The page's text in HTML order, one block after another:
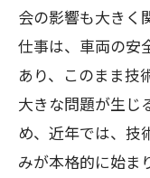
会の影響も大きく
仕事は、車両の安
あり、このまま技
大きな問題が生じ
め、近年では、技
みが本格的に始ま